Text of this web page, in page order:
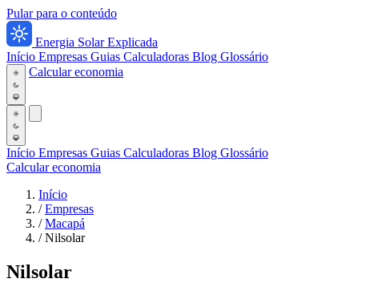
Pular para o conteúdo
Energia Solar Explicada
Início Empresas Guias Calculadoras Blog Glossário
Calcular economia
Início Empresas Guias Calculadoras Blog Glossário
Calcular economia
Início
/ Empresas
/ Macapá
/ Nilsolar
Nilsolar